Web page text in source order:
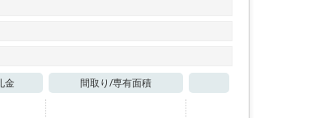
金 間取り/専有面積